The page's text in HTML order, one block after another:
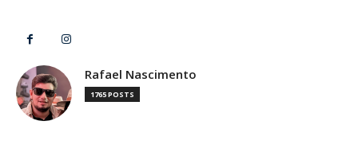
Rafael Nascimento
1765 POSTS